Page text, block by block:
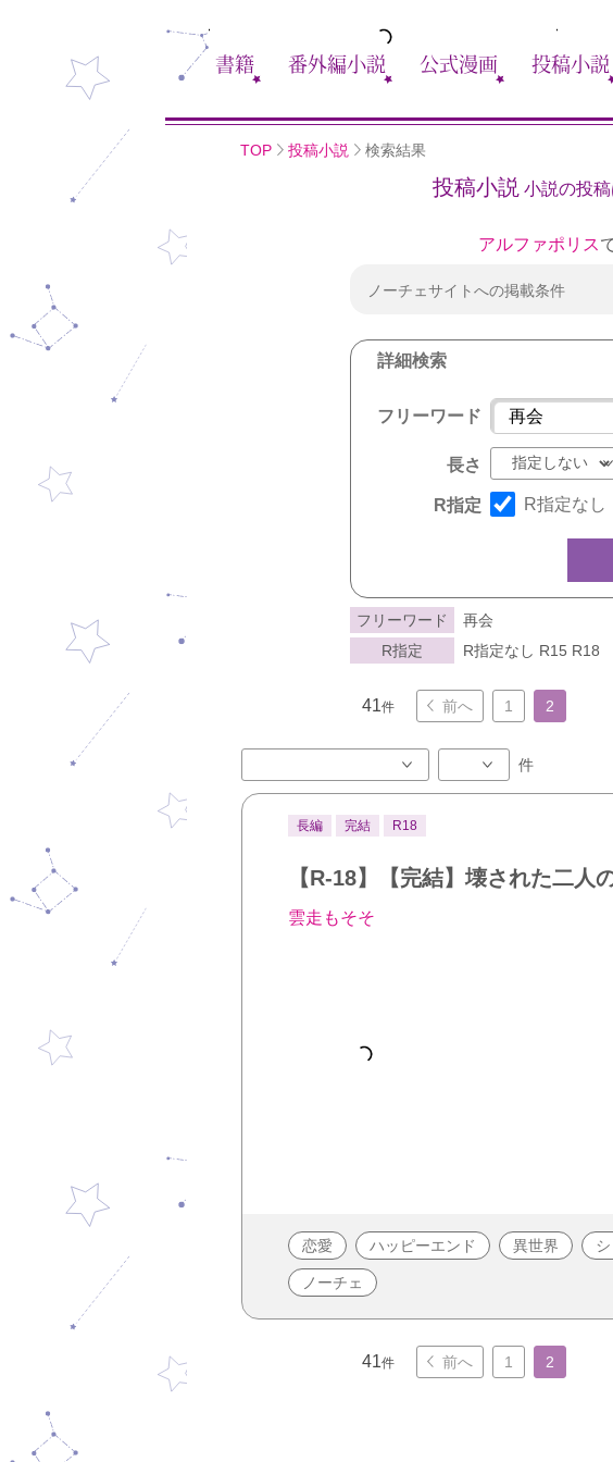
書籍 番外編小説 公式漫画 投稿小説
TOP 投稿小説 検索結果
投稿小説 小説の投
アルファポリス
ノーチェサイトへの掲載条件
詳細検索
フリーワード
長さ
R指定 R指定なし
フリーワード
再会
R指定
R指定なし R15 R18
41件 前へ 1 2
件
長編 完結 R18
【R-18】【完結】壊された二人
雲走もそそ
恋愛 ハッピーエンド 異世界
ノーチェ
41件 前へ 1 2